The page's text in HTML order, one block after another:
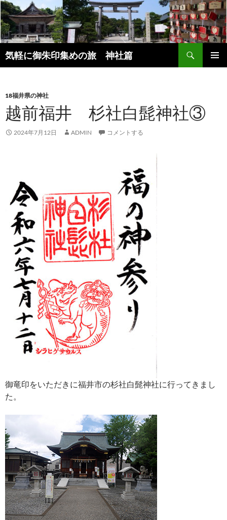
コ
ン
テ
ン
ツ
へ
プ
気軽に御朱印集めの旅 神社篇
索
18福井県の神社
越前福井 杉社白髭神社③
2024年7月12日 ADMIN コメントする
御竜印をいただきに福井市の杉社白髭神社に行ってきまし
た。